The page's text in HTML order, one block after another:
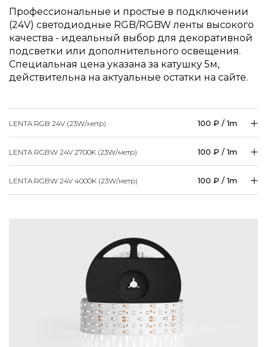
Профессиональные и простые в подключении
(24V) светодиодные RGB/RGBW ленты высокого
качества - идеальный выбор для декоративной
подсветки или дополнительного освещения.
Специальная цена указана за катушку 5м,
действительна на актуальные остатки на сайте.
LENTA RGB 24V (23W/метр) 100 ₽ / 1m
LENTA RGBW 24V 2700K (23W/метр) 100 ₽ / 1m
LENTA RGBW 24V 4000K (23W/метр) 100 ₽ / 1m